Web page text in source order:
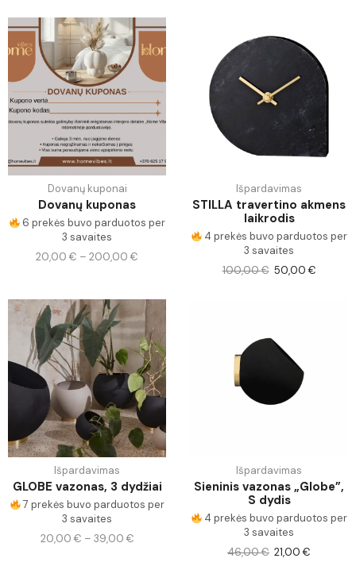
Dovanų kuponai
Dovanų kuponas
6 prekės buvo parduotos per
3 savaites
20,00 € – 200,00 €
Išpardavimas
STILLA travertino akmens
laikrodis
4 prekės buvo parduotos per
3 savaites
100,00€ 50,00€
Išpardavimas
GLOBE vazonas, 3 dydžiai
7 prekės buvo parduotos per
3 savaites
20,00 € – 39,00 €
Išpardavimas
Sieninis vazonas „Globe”,
S dydis
4 prekės buvo parduotos per
3 savaites
46,00€ 21,00€